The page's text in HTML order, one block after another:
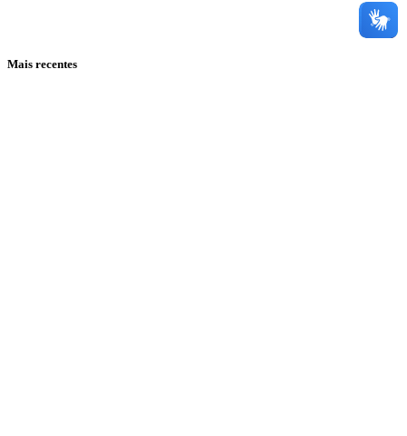
Mais recentes